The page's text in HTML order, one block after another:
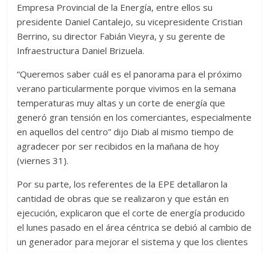
Empresa Provincial de la Energía, entre ellos su
presidente Daniel Cantalejo, su vicepresidente Cristian
Berrino, su director Fabián Vieyra, y su gerente de
Infraestructura Daniel Brizuela.
“Queremos saber cuál es el panorama para el próximo
verano particularmente porque vivimos en la semana
temperaturas muy altas y un corte de energía que
generó gran tensión en los comerciantes, especialmente
en aquellos del centro” dijo Diab al mismo tiempo de
agradecer por ser recibidos en la mañana de hoy
(viernes 31).
Por su parte, los referentes de la EPE detallaron la
cantidad de obras que se realizaron y que están en
ejecución, explicaron que el corte de energía producido
el lunes pasado en el área céntrica se debió al cambio de
un generador para mejorar el sistema y que los clientes